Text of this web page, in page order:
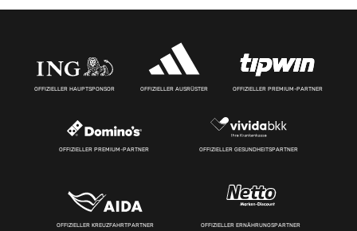
OFFIZIELLER HAUPTSPONSOR OFFIZIELLER AUSRÜSTER OFFIZIELLER PREMIUM-PARTNER
OFFIZIELLER PREMIUM-PARTNER OFFIZIELLER GESUNDHEITSPARTNER
OFFIZIELLER KREUZFAHRTPARTNER OFFIZIELLER ERNÄHRUNGSPARTNER